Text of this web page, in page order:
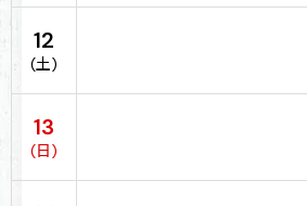
12
(土)
13
(日)